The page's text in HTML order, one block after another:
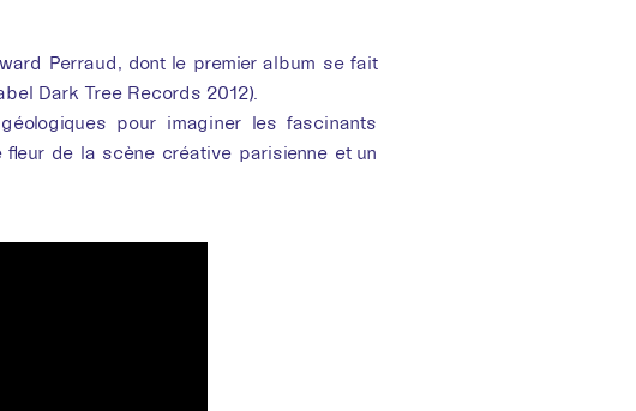
Perraud, dont le premier album se fait
Dark Tree Records 2012).
pour imaginer les fascinants
de la scène créative parisienne et un